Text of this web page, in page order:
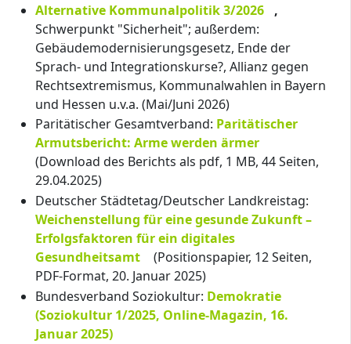
Alternative Kommunalpolitik 3/2026
,
Schwerpunkt "Sicherheit"; außerdem:
Gebäudemodernisierungsgesetz, Ende der
Sprach- und Integrationskurse?, Allianz gegen
Rechtsextremismus, Kommunalwahlen in Bayern
und Hessen u.v.a. (Mai/Juni 2026)
Paritätischer Gesamtverband: Paritätischer
Armutsbericht: Arme werden ärmer
(Download des Berichts als pdf, 1 MB, 44 Seiten,
29.04.2025)
Deutscher Städtetag/Deutscher Landkreistag:
Weichenstellung für eine gesunde Zukunft –
Erfolgsfaktoren für ein digitales
Gesundheitsamt
(Positionspapier, 12 Seiten,
PDF-Format, 20. Januar 2025)
Bundesverband Soziokultur: Demokratie
(Soziokultur 1/2025, Online-Magazin, 16.
Januar 2025)